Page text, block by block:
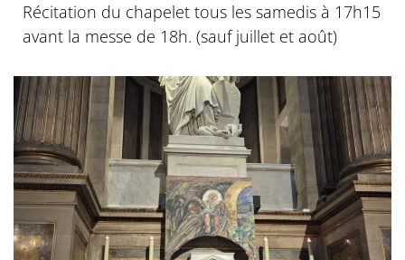
Récitation du chapelet tous les samedis à 17h15
avant la messe de 18h. (sauf juillet et août)